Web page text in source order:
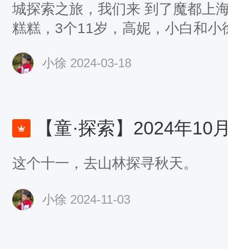
城探索之旅，我们来 到了魔都上
糕糕，3个11岁，高妮，小白和小
小徐 2024-03-18
【童·探索】2024年10月1-3日游
这个十一，去山林探寻秋天。
小徐 2024-11-03